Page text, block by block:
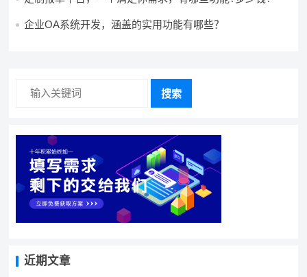
企业OA系统开发，涵盖的实用功能有哪些？
搜索
近期文章